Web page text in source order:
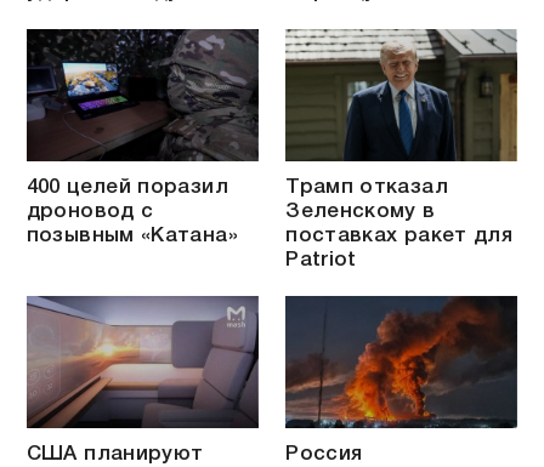
400 целей поразил
дроновод с
позывным «Катана»
Трамп отказал
Зеленскому в
поставках ракет для
Patriot
США планируют
Россия